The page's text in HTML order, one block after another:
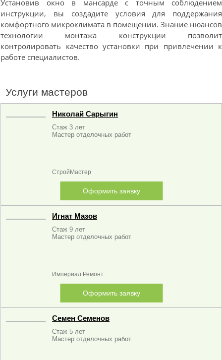
Установив окно в мансарде с точным соблюдением
инструкции, вы создадите условия для поддержания
комфортного микроклимата в помещении. Знание нюансов
технологии монтажа конструкции позволит
контролировать качество установки при привлечении к
работе специалистов.
Услуги мастеров
Николай Сарыгин
Стаж 3 лет
Мастер отделочных работ
СтройМастер
Оформить заявку
Игнат Мазов
Стаж 9 лет
Мастер отделочных работ
Империал Ремонт
Оформить заявку
Семен Семенов
Стаж 5 лет
Мастер отделочных работ